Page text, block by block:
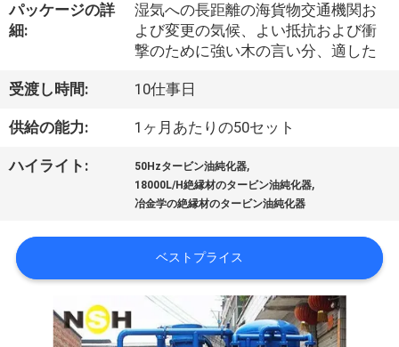
達
つ
い
て
工
場
パッケージの詳
細:
湿気への長距離の海貨物交通機関お
よび変更の気候、よい抵抗および衝
撃のために強い木の言い分、適した
受渡し時間: 10仕事日
供給の能力: 1ヶ月あたりの50セット
ハイライト: 50Hzタービン油純化器,
18000L/H絶縁材のタービン油純化器,
冶金学の絶縁材のタービン油純化器
ベストプライス